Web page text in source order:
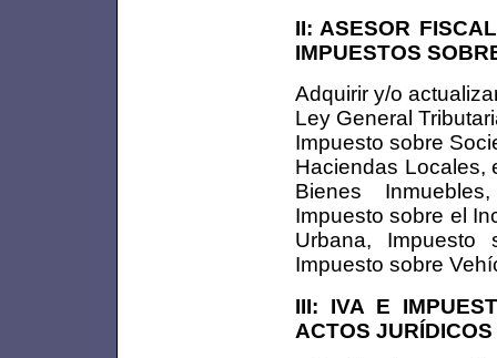
II: ASESOR
IMPUESTOS
Adquirir y/o
Ley General
Impuesto sobre
Haciendas Locales,
Bienes
Impuesto sobre el
Urbana, Impuesto
Impuesto sobre
III: IVA E
ACTOS